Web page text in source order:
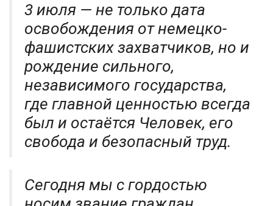
3 июля — не только дата
освобождения от немецко-
фашистских захватчиков, но и
рождение сильного,
независимого государства,
где главной ценностью всегда
был и остаётся Человек, его
свобода и безопасный труд.
Сегодня мы с гордостью